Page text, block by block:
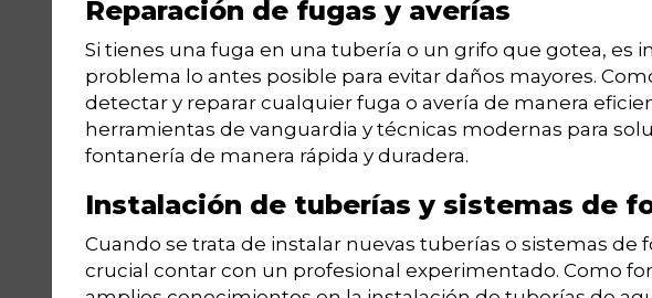
Reparación de fugas y averías
Si tienes una fuga en una tubería o un grifo que gotea, es
problema lo antes posible para evitar daños mayores.
detectar y reparar cualquier fuga o avería de manera
herramientas de vanguardia y técnicas modernas para
fontanería de manera rápida y duradera.
Instalación de tuberías y sistemas de
Cuando se trata de instalar nuevas tuberías o sistemas de
crucial contar con un profesional experimentado. Como